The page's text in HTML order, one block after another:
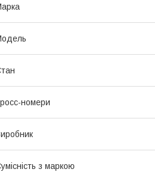
номери
з маркою